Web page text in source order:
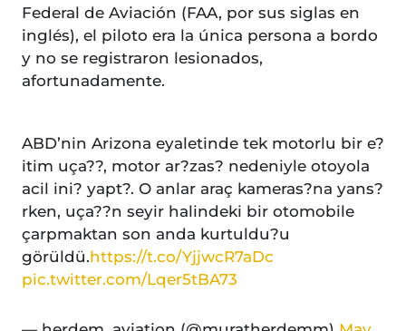
Federal de Aviación (FAA, por sus siglas en
inglés), el piloto era la única persona a bordo
y no se registraron lesionados,
afortunadamente.
ABD’nin Arizona eyaletinde tek motorlu bir e?
itim uça??, motor ar?zas? nedeniyle otoyola
acil ini? yapt?. O anlar araç kameras?na yans?
rken, uça??n seyir halindeki bir otomobile
çarpmaktan son anda kurtuldu?u
görüldü.https://t.co/YjjwcR7aDc
pic.twitter.com/Lqer5tBA73